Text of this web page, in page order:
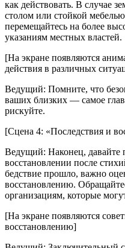
как действовать. В случае
столом или стойкой
перемещайтесь на более
указаниям местных властей.
[На экране появляются
действия в различных
Ведущий: Помните, что
ваших близких — самое
рискуйте.
[Сцена 4: «Последствия и
Ведущий: Наконец, давайте
восстановлении после
бедствие прошло, важно
восстановлению.
организациям, которые
[На экране появляются
восстановлению]